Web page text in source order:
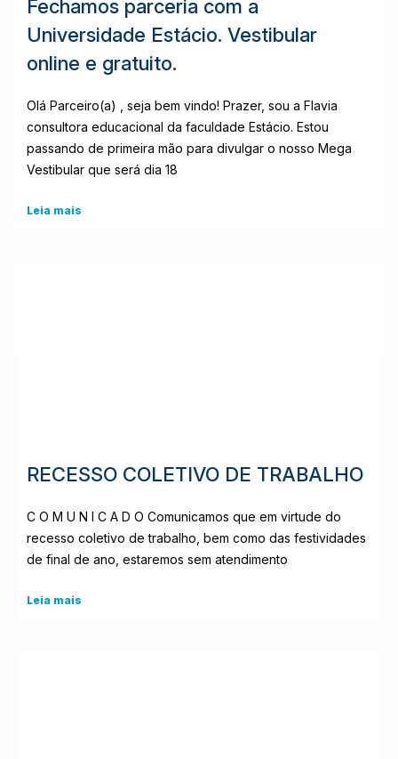
Fechamos parceria com a
Universidade Estácio. Vestibular
online e gratuito.
Olá Parceiro(a) , seja bem vindo! Prazer, sou a Flavia
consultora educacional da faculdade Estácio. Estou
passando de primeira mão para divulgar o nosso Mega
Vestibular que será dia 18
Leia mais
RECESSO COLETIVO DE TRABALHO
C O M U N I C A D O Comunicamos que em virtude do
recesso coletivo de trabalho, bem como das festividades
de final de ano, estaremos sem atendimento
Leia mais